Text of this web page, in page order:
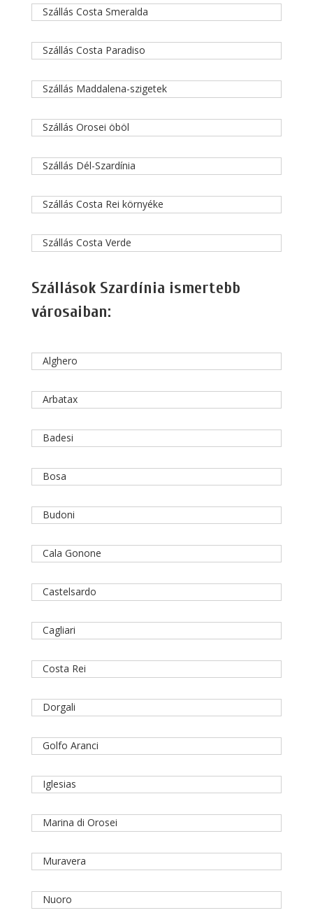
Szállás Costa Smeralda
Szállás Costa Paradiso
Szállás Maddalena-szigetek
Szállás Orosei öböl
Szállás Dél-Szardínia
Szállás Costa Rei környéke
Szállás Costa Verde
Szállások Szardínia ismertebb
városaiban:
Alghero
Arbatax
Badesi
Bosa
Budoni
Cala Gonone
Castelsardo
Cagliari
Costa Rei
Dorgali
Golfo Aranci
Iglesias
Marina di Orosei
Muravera
Nuoro